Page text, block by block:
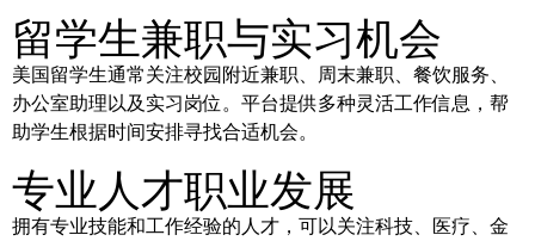
留学生兼职与实习机会
美国留学生通常关注校园附近兼职、周末兼职、餐饮服务、
办公室助理以及实习岗位。平台提供多种灵活工作信息，帮
助学生根据时间安排寻找合适机会。
专业人才职业发展
拥有专业技能和工作经验的人才，可以关注科技、医疗、金